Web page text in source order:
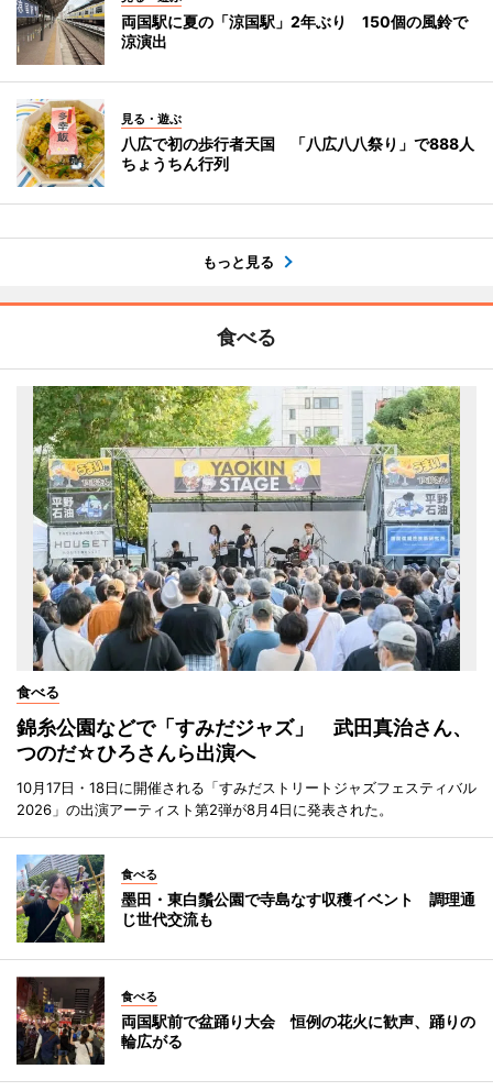
両国駅に夏の「涼国駅」2年ぶり 150個の風鈴で
涼演出
見る・遊ぶ
八広で初の歩行者天国 「八広八八祭り」で888人
ちょうちん行列
もっと見る
食べる
食べる
錦糸公園などで「すみだジャズ」 武田真治さん、
つのだ☆ひろさんら出演へ
10月17日・18日に開催される「すみだストリートジャズフェスティバル
2026」の出演アーティスト第2弾が8月4日に発表された。
食べる
墨田・東白鬚公園で寺島なす収穫イベント 調理通
じ世代交流も
食べる
両国駅前で盆踊り大会 恒例の花火に歓声、踊りの
輪広がる